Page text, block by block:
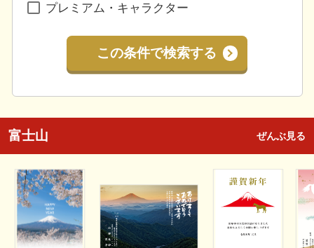
プレミアム・キャラクター
この条件で検索する
富士山 ぜんぶ見る